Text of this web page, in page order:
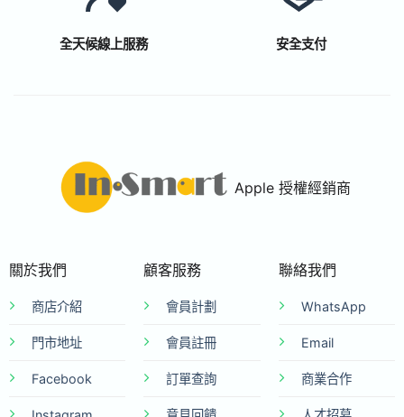
全天候線上服務 安全支付
Apple 授權經銷商
關於我們
商店介紹
門市地址
Facebook
顧客服務
會員計劃
會員註冊
訂單查詢
聯絡我們
WhatsApp
Email
商業合作